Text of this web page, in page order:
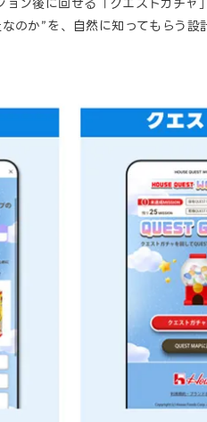
のか”を、自然に知ってもらう設